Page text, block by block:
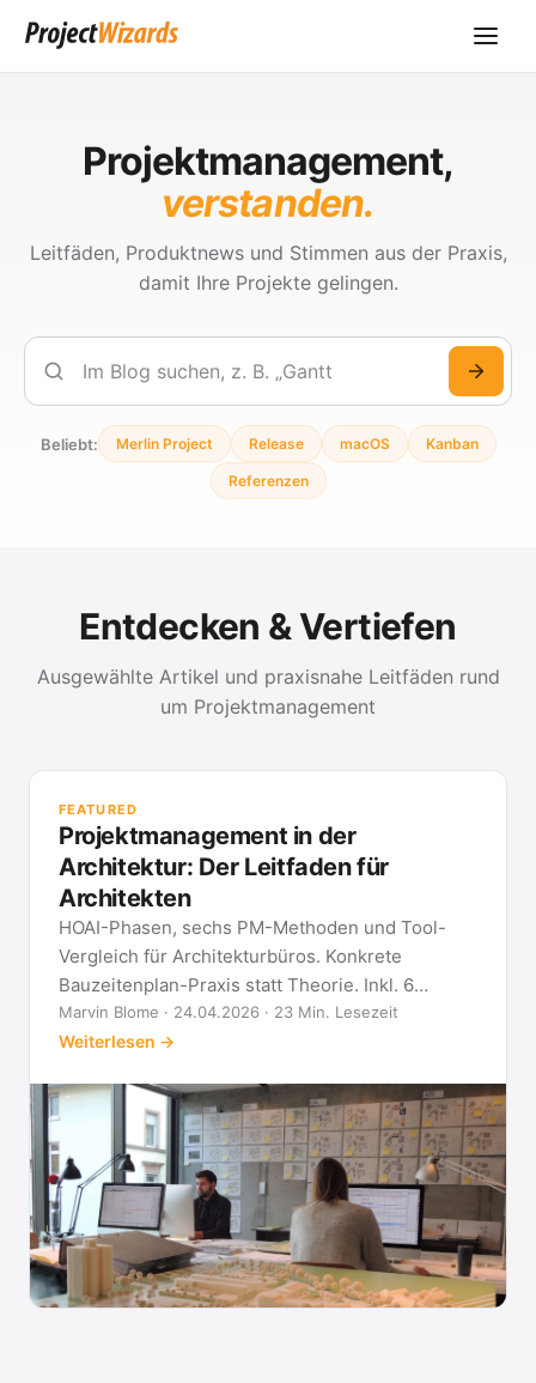
Projektmanagement,
verstanden.
Leitfäden, Produktnews und Stimmen aus der Praxis,
damit Ihre Projekte gelingen.
Suchen
Beliebt: Merlin Project Release macOS Kanban
Referenzen
Entdecken & Vertiefen
Ausgewählte Artikel und praxisnahe Leitfäden rund
um Projektmanagement
FEATURED
Projektmanagement in der
Architektur: Der Leitfaden für
Architekten
HOAI-Phasen, sechs PM-Methoden und Tool-
Vergleich für Architekturbüros. Konkrete
Bauzeitenplan-Praxis statt Theorie. Inkl. 6
Architekten-FAQ.
Marvin Blome · 24.04.2026 · 23 Min. Lesezeit
Weiterlesen →